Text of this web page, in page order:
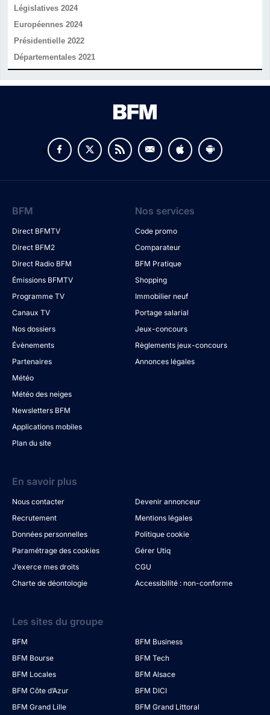
Législatives 2024
Européennes 2024
Présidentielle 2022
Départementales 2021
v
BFM
Direct BFMTV
Direct BFM2
Direct Radio BFM
Émissions BFMTV
Programme TV
Canaux TV
Nos dossiers
Évènements
Partenaires
Météo
Météo des neiges
Newsletters BFM
Applications mobiles
Plan du site
Nos services
Code promo
Comparateur
BFM Pratique
Shopping
Immobilier neuf
Portage salarial
Jeux-concours
Règlements jeux-concours
Annonces légales
En savoir plus
Nous contacter
Devenir annonceur
Recrutement
Mentions légales
Données personnelles
Politique cookie
Paramétrage des cookies
Gérer Utiq
J’exerce mes droits
CGU
Charte de déontologie
Accessibilité : non-conforme
Les sites du groupe
BFM
BFM Business
BFM Bourse
BFM Tech
BFM Locales
BFM Alsace
BFM Côte d’Azur
BFM DICI
BFM Grand Lille
BFM Grand Littoral